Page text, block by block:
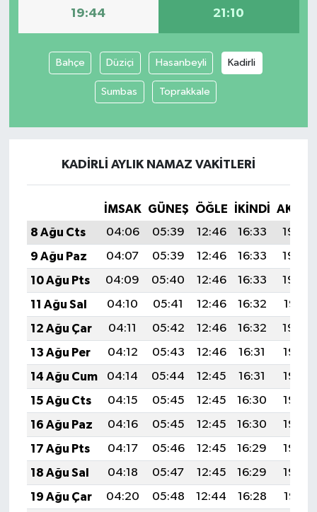
19:44 21:10
Bahçe Düziçi Hasanbeyli Kadirli
Sumbas Toprakkale
KADIRLI AYLIK NAMAZ VAKITLERI
İMSAK GÜNEŞ ÖĞLE İKINDI
8 Ağu Cts
04:06 05:39 12:46 16:33
19:44
9 Ağu Paz
04:07 05:39 12:46 16:33
19:43
10 Ağu Pts
04:09 05:40 12:46 16:33
19:42
11 Ağu Sal
04:10 05:41 12:46 16:32
19:41
12 Ağu Çar
04:11 05:42 12:46 16:32
19:40
13 Ağu Per
04:12 05:43 12:46 16:31
19:38
14 Ağu Cum
04:14 05:44 12:45 16:31
19:37
15 Ağu Cts
04:15 05:45 12:45 16:30
19:36
16 Ağu Paz
04:16 05:45 12:45 16:30
19:35
17 Ağu Pts
04:17 05:46 12:45 16:29
19:33
18 Ağu Sal
04:18 05:47 12:45 16:29
19:32
19 Ağu Çar
04:20 05:48 12:44 16:28
19:31